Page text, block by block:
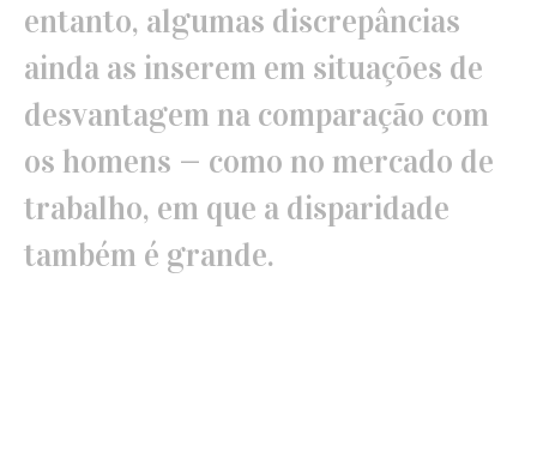
entanto, algumas discrepâncias
ainda as inserem em situações de
desvantagem na comparação com
os homens — como no mercado de
trabalho, em que a disparidade
também é grande.